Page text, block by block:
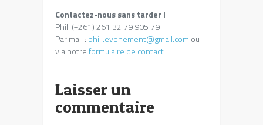
Contactez-nous sans tarder !
Phill (+261) 261 32 79 905 79
Par mail : phill.evenement@gmail.com ou
via notreformulaire de contact
Laisser un
commentaire